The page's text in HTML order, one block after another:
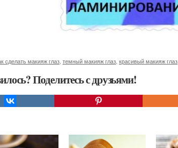
сделать макияж глаз темный макияж глаз красивый макияж глаз
Поделитесь с друзьями!